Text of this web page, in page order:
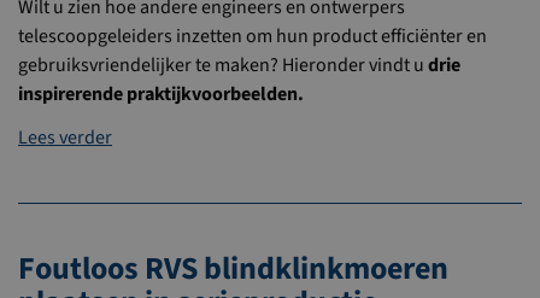
Wilt u zien hoe andere engineers en ontwerpers
telescoopgeleiders inzetten om hun product efficiënter en
gebruiksvriendelijker te maken? Hieronder vindt udrie
inspirerende praktijkvoorbeelden.
Lees verder
Foutloos RVS blindklinkmoeren